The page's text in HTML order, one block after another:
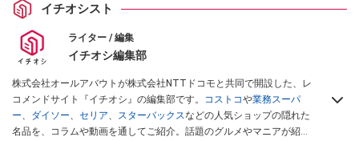
イチオシスト
ライター / 編集
イチオシ編集部
株式会社オールアバウトが株式会社NTTドコモと共同で開設した、レ
コメンドサイト『イチオシ』の編集部です。 コストコや業務スーパ
ー、 ダイソー、 セリア、 スターバックスなどの人気ショップの隠れた
名品を、コラムや動画を通してご紹介。話題のグルメやマニアが紹介